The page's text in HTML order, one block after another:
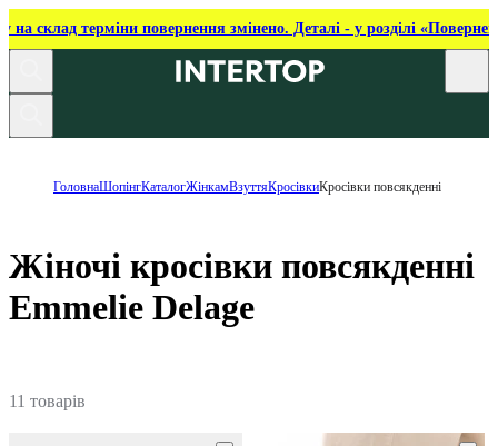
на склад терміни повернення змінено. Деталі - у розділі
ГоловнаШопінгКаталогЖінкамВзуттяКросівкиКросівки повсякденні
Жіночі кросівки повсякденні
Emmelie Delage
11 товарів